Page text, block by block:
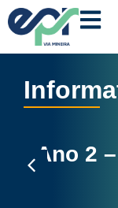
Ano 2